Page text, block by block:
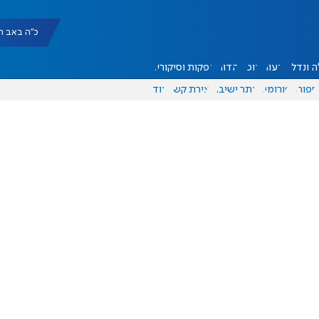
כ"ה באב תשפ"ו
ונדל"ן דעות אוכל יהדות הפקות וסיקורים
ספורט פורומים אתר ישיבה יצירת קשר עוד